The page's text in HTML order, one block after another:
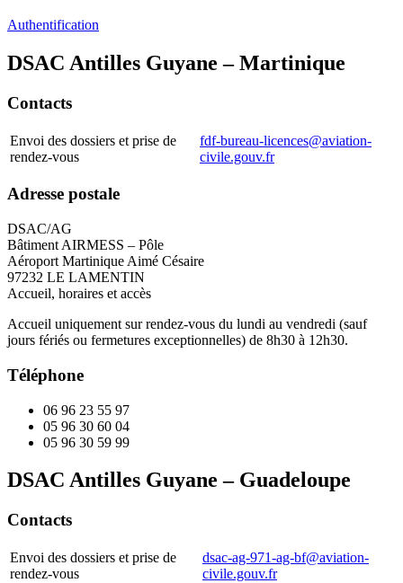
Authentification
DSAC Antilles Guyane – Martinique
Contacts
Envoi des dossiers et prise de
rendez-vous
fdf-bureau-licences@aviation-
civile.gouv.fr
Adresse postale
DSAC/AG
Bâtiment AIRMESS – Pôle
Aéroport Martinique Aimé Césaire
97232 LE LAMENTIN
Accueil, horaires et accès
Accueil uniquement sur rendez-vous du lundi au vendredi (sauf
jours fériés ou fermetures exceptionnelles) de 8h30 à 12h30.
Téléphone
06 96 23 55 97
05 96 30 60 04
05 96 30 59 99
DSAC Antilles Guyane – Guadeloupe
Contacts
Envoi des dossiers et prise de
rendez-vous
dsac-ag-971-ag-bf@aviation-
civile.gouv.fr